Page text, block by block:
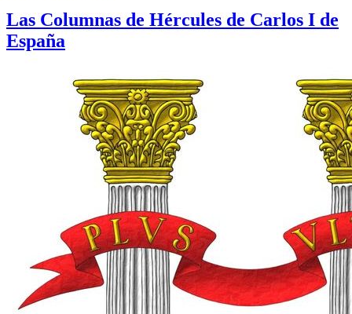
Las Columnas de Hércules de Carlos I de
España